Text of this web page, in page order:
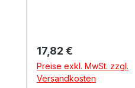
Nachwaschen nach
Abbeizen und
Graffitientfernung, zur
Regulärer Preis:
17,82 €
Preise exkl. MwSt. zzgl.
Versandkosten